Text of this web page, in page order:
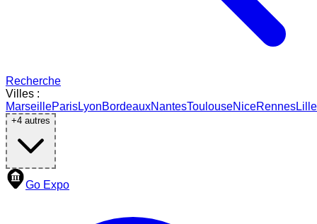
Recherche
Villes :
MarseilleParisLyonBordeauxNantesToulouseNiceRennesLille
+4 autres
Go Expo